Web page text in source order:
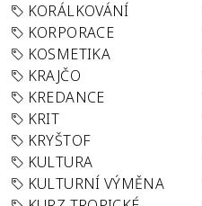
KORÁLKOVÁNÍ
KORPORACE
KOSMETIKA
KRAJČO
KREDANCE
KRIT
KRYŠTOF
KULTURA
KULTURNÍ VÝMĚNA